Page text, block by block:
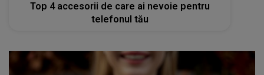
Top 4 accesorii de care ai nevoie pentru
telefonul tău